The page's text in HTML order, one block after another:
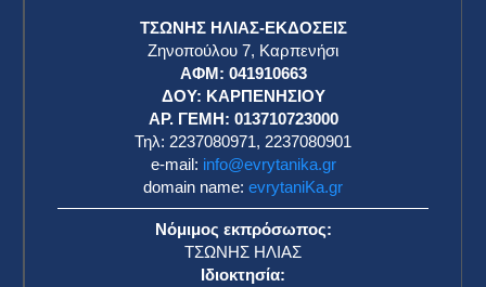
ΤΣΩΝΗΣ ΗΛΙΑΣ-ΕΚΔΟΣΕΙΣ
Ζηνοπούλου 7, Καρπενήσι
ΑΦΜ: 041910663
ΔΟΥ: ΚΑΡΠΕΝΗΣΙΟΥ
ΑΡ. ΓΕΜΗ: 013710723000
Τηλ: 2237080971, 2237080901
e-mail: info@evrytanika.gr
domain name: evrytaniKa.gr
Νόμιμος εκπρόσωπος:
ΤΣΩΝΗΣ ΗΛΙΑΣ
Ιδιοκτησία: